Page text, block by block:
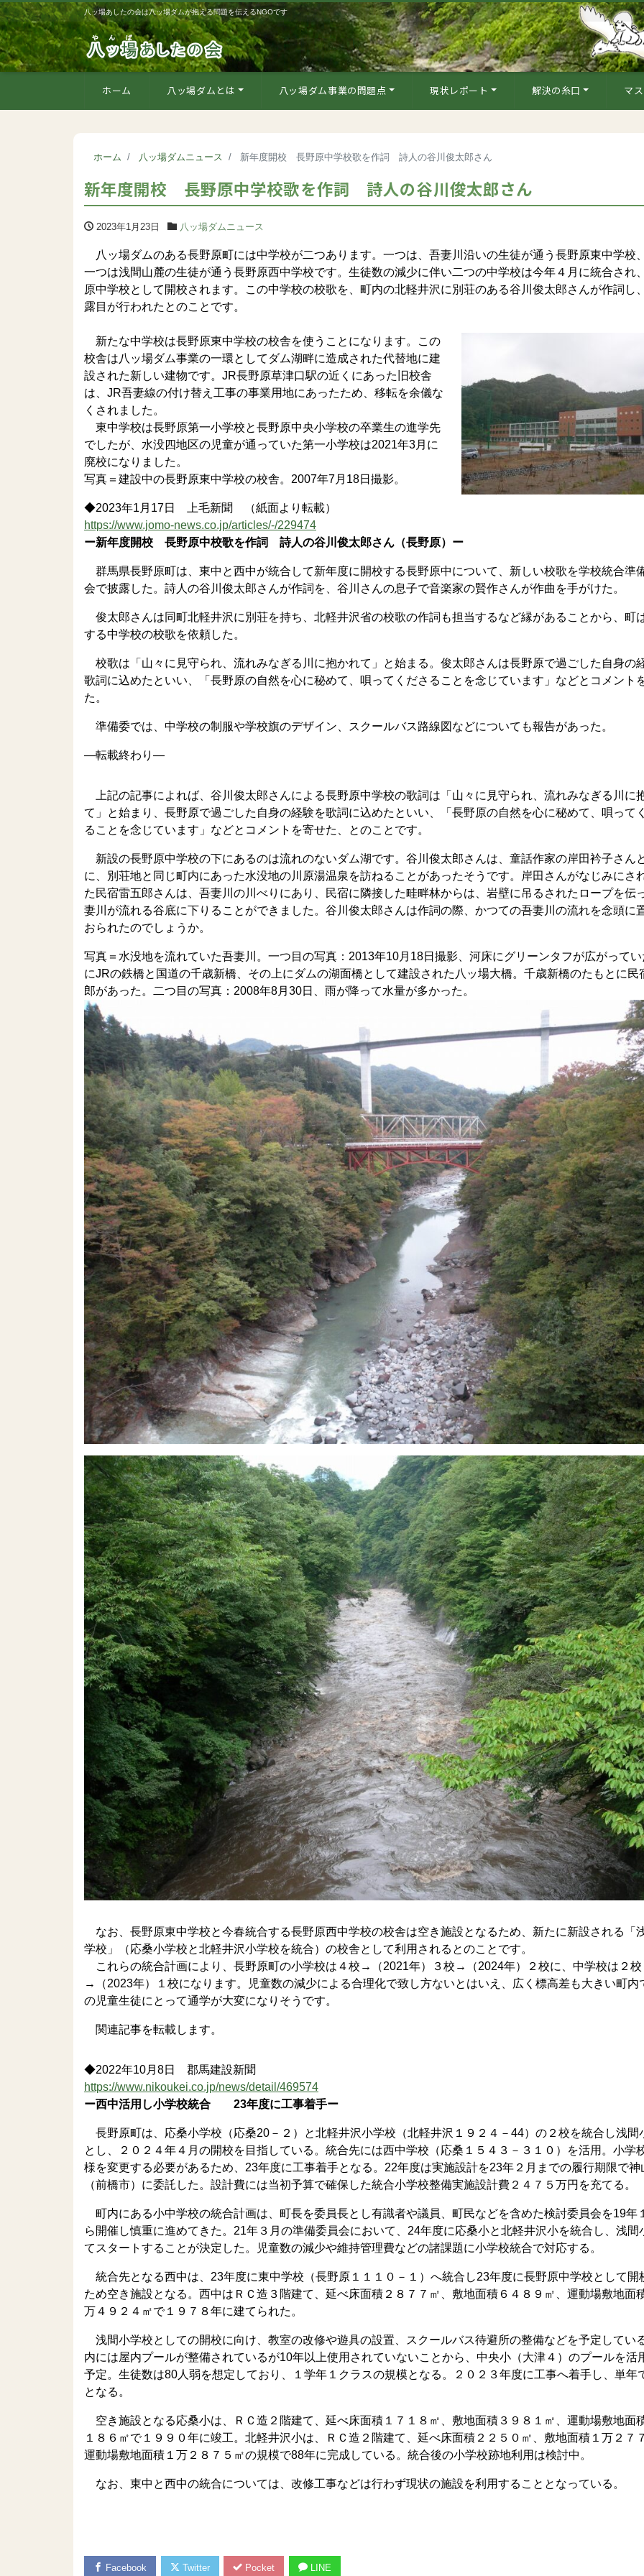
八ッ場あしたの会は八ッ場ダムが抱える問題を伝えるNGOです
ホーム 八ッ場ダムとは 八ッ場ダム事業の問題点 現状レポート 解決の糸口 マ
ホーム 八ッ場ダムニュース 新年度開校 長野原中学校歌を作詞 詩人の谷川俊太郎さん
新年度開校 長野原中学校歌を作詞 詩人の谷川俊太郎さん
2023年1月23日 八ッ場ダムニュース
八ッ場ダムのある長野原町には中学校が二つあります。一つは、吾妻川沿いの生徒が通う長野原東中学校
一つは浅間山麓の生徒が通う長野原西中学校です。生徒数の減少に伴い二つの中学校は今年４月に統合され
原中学校として開校されます。この中学校の校歌を、町内の北軽井沢に別荘のある谷川俊太郎さんが作詞し
露目が行われたとのことです。
新たな中学校は長野原東中学校の校舎を使うことになります。この
校舎は八ッ場ダム事業の一環としてダム湖畔に造成された代替地に建
設された新しい建物です。JR長野原草津口駅の近くにあった旧校舎
は、JR吾妻線の付け替え工事の事業用地にあったため、移転を余儀な
くされました。
東中学校は長野原第一小学校と長野原中央小学校の卒業生の進学先
でしたが、水没四地区の児童が通っていた第一小学校は2021年3月に
廃校になりました。
写真＝建設中の長野原東中学校の校舎。2007年7月18日撮影。
◆2023年1月17日 上毛新聞 （紙面より転載）
https://www.jomo-news.co.jp/articles/-/229474
ー新年度開校 長野原中校歌を作詞 詩人の谷川俊太郎さん（長野原）ー
群馬県長野原町は、東中と西中が統合して新年度に開校する長野原中について、新しい校歌を学校統合準
会で披露した。詩人の谷川俊太郎さんが作詞を、谷川さんの息子で音楽家の賢作さんが作曲を手がけた。
俊太郎さんは同町北軽井沢に別荘を持ち、北軽井沢省の校歌の作詞も担当するなど縁があることから、町
する中学校の校歌を依頼した。
校歌は「山々に見守られ、流れみなぎる川に抱かれて」と始まる。俊太郎さんは長野原で過ごした自身の
歌詞に込めたといい、「長野原の自然を心に秘めて、唄ってくださることを念じています」などとコメント
た。
準備委では、中学校の制服や学校旗のデザイン、スクールバス路線図などについても報告があった。
—転載終わり—
上記の記事によれば、谷川俊太郎さんによる長野原中学校の歌詞は「山々に見守られ、流れみなぎる川に
て」と始まり、長野原で過ごした自身の経験を歌詞に込めたといい、「長野原の自然を心に秘めて、唄って
ることを念じています」などとコメントを寄せた、とのことです。
新設の長野原中学校の下にあるのは流れのないダム湖です。谷川俊太郎さんは、童話作家の岸田衿子さん
に、別荘地と同じ町内にあった水没地の川原湯温泉を訪ねることがあったそうです。岸田さんがなじみにさ
た民宿雷五郎さんは、吾妻川の川べりにあり、民宿に隣接した畦畔林からは、岩壁に吊るされたロープを伝
妻川が流れる谷底に下りることができました。谷川俊太郎さんは作詞の際、かつての吾妻川の流れを念頭に
おられたのでしょうか。
写真＝水没地を流れていた吾妻川。一つ目の写真：2013年10月18日撮影、河床にグリーンタフが広がって
にJRの鉄橋と国道の千歳新橋、その上にダムの湖面橋として建設された八ッ場大橋。千歳新橋のたもとに民
郎があった。二つ目の写真：2008年8月30日、雨が降って水量が多かった。
なお、長野原東中学校と今春統合する長野原西中学校の校舎は空き施設となるため、新たに新設される「
学校」（応桑小学校と北軽井沢小学校を統合）の校舎として利用されるとのことです。
これらの統合計画により、長野原町の小学校は４校→（2021年）３校→（2024年）２校に、中学校は２校
→（2023年）１校になります。児童数の減少による合理化で致し方ないとはいえ、広く標高差も大きい町内
の児童生徒にとって通学が大変になりそうです。
関連記事を転載します。
◆2022年10月8日 郡馬建設新聞
https://www.nikoukei.co.jp/news/detail/469574
ー西中活用し小学校統合 23年度に工事着手ー
長野原町は、応桑小学校（応桑20－２）と北軽井沢小学校（北軽井沢１９２４－44）の２校を統合し浅間
とし、２０２４年４月の開校を目指している。統合先には西中学校（応桑１５４３－３１０）を活用。小学
様を変更する必要があるため、23年度に工事着手となる。22年度は実施設計を23年２月までの履行期限で神
（前橋市）に委託した。設計費には当初予算で確保した統合小学校整備実施設計費２４７５万円を充てる。
町内にある小中学校の統合計画は、町長を委員長とし有識者や議員、町民などを含めた検討委員会を19年
ら開催し慎重に進めてきた。21年３月の準備委員会において、24年度に応桑小と北軽井沢小を統合し、浅間
てスタートすることが決定した。児童数の減少や維持管理費などの諸課題に小学校統合で対応する。
統合先となる西中は、23年度に東中学校（長野原１１１０－１）へ統合し23年度に長野原中学校として開
ため空き施設となる。西中はＲＣ造３階建て、延べ床面積２８７７㎡、敷地面積６４８９㎡、運動場敷地面
万４９２４㎡で１９７８年に建てられた。
浅間小学校としての開校に向け、教室の改修や遊具の設置、スクールバス待避所の整備などを予定してい
内には屋内プールが整備されているが10年以上使用されていないことから、中央小（大津４）のプールを活
予定。生徒数は80人弱を想定しており、１学年１クラスの規模となる。２０２３年度に工事へ着手し、単年
となる。
空き施設となる応桑小は、ＲＣ造２階建て、延べ床面積１７１８㎡、敷地面積３９８１㎡、運動場敷地面
１８６㎡で１９９０年に竣工。北軽井沢小は、ＲＣ造２階建て、延べ床面積２２５０㎡、敷地面積１万２７
運動場敷地面積１万２８７５㎡の規模で88年に完成している。統合後の小学校跡地利用は検討中。
なお、東中と西中の統合については、改修工事などは行わず現状の施設を利用することとなっている。
Facebook Twitter Pocket LINE